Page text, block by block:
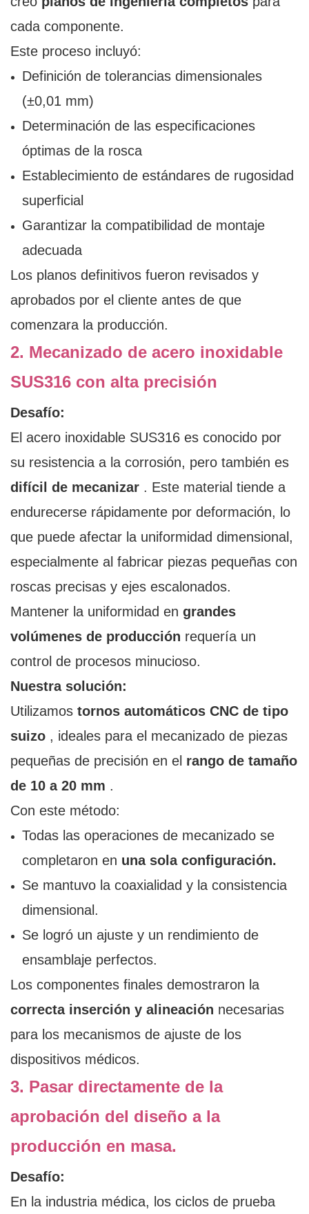
cada componente.
Este proceso incluyó:
Definición de tolerancias dimensionales
(±0,01 mm)
Determinación de las especificaciones
óptimas de la rosca
Establecimiento de estándares de rugosidad
superficial
Garantizar la compatibilidad de montaje
adecuada
Los planos definitivos fueron revisados ​​y
aprobados por el cliente antes de que
comenzara la producción.
2. Mecanizado de acero inoxidable
SUS316 con alta precisión
Desafío:
El acero inoxidable SUS316 es conocido por
su resistencia a la corrosión, pero también es
difícil de mecanizar . Este material tiende a
endurecerse rápidamente por deformación, lo
que puede afectar la uniformidad dimensional,
especialmente al fabricar piezas pequeñas con
roscas precisas y ejes escalonados.
Mantener la uniformidad en grandes
volúmenes de producción requería un
control de procesos minucioso.
Nuestra solución:
Utilizamos tornos automáticos CNC de tipo
suizo , ideales para el mecanizado de piezas
pequeñas de precisión en el rango de tamaño
de 10 a 20 mm .
Con este método:
Todas las operaciones de mecanizado se
completaron en una sola configuración.
Se mantuvo la coaxialidad y la consistencia
dimensional.
Se logró un ajuste y un rendimiento de
ensamblaje perfectos.
Los componentes finales demostraron la
correcta inserción y alineación necesarias
para los mecanismos de ajuste de los
dispositivos médicos.
3. Pasar directamente de la
aprobación del diseño a la
producción en masa.
Desafío:
En la industria médica, los ciclos de prueba